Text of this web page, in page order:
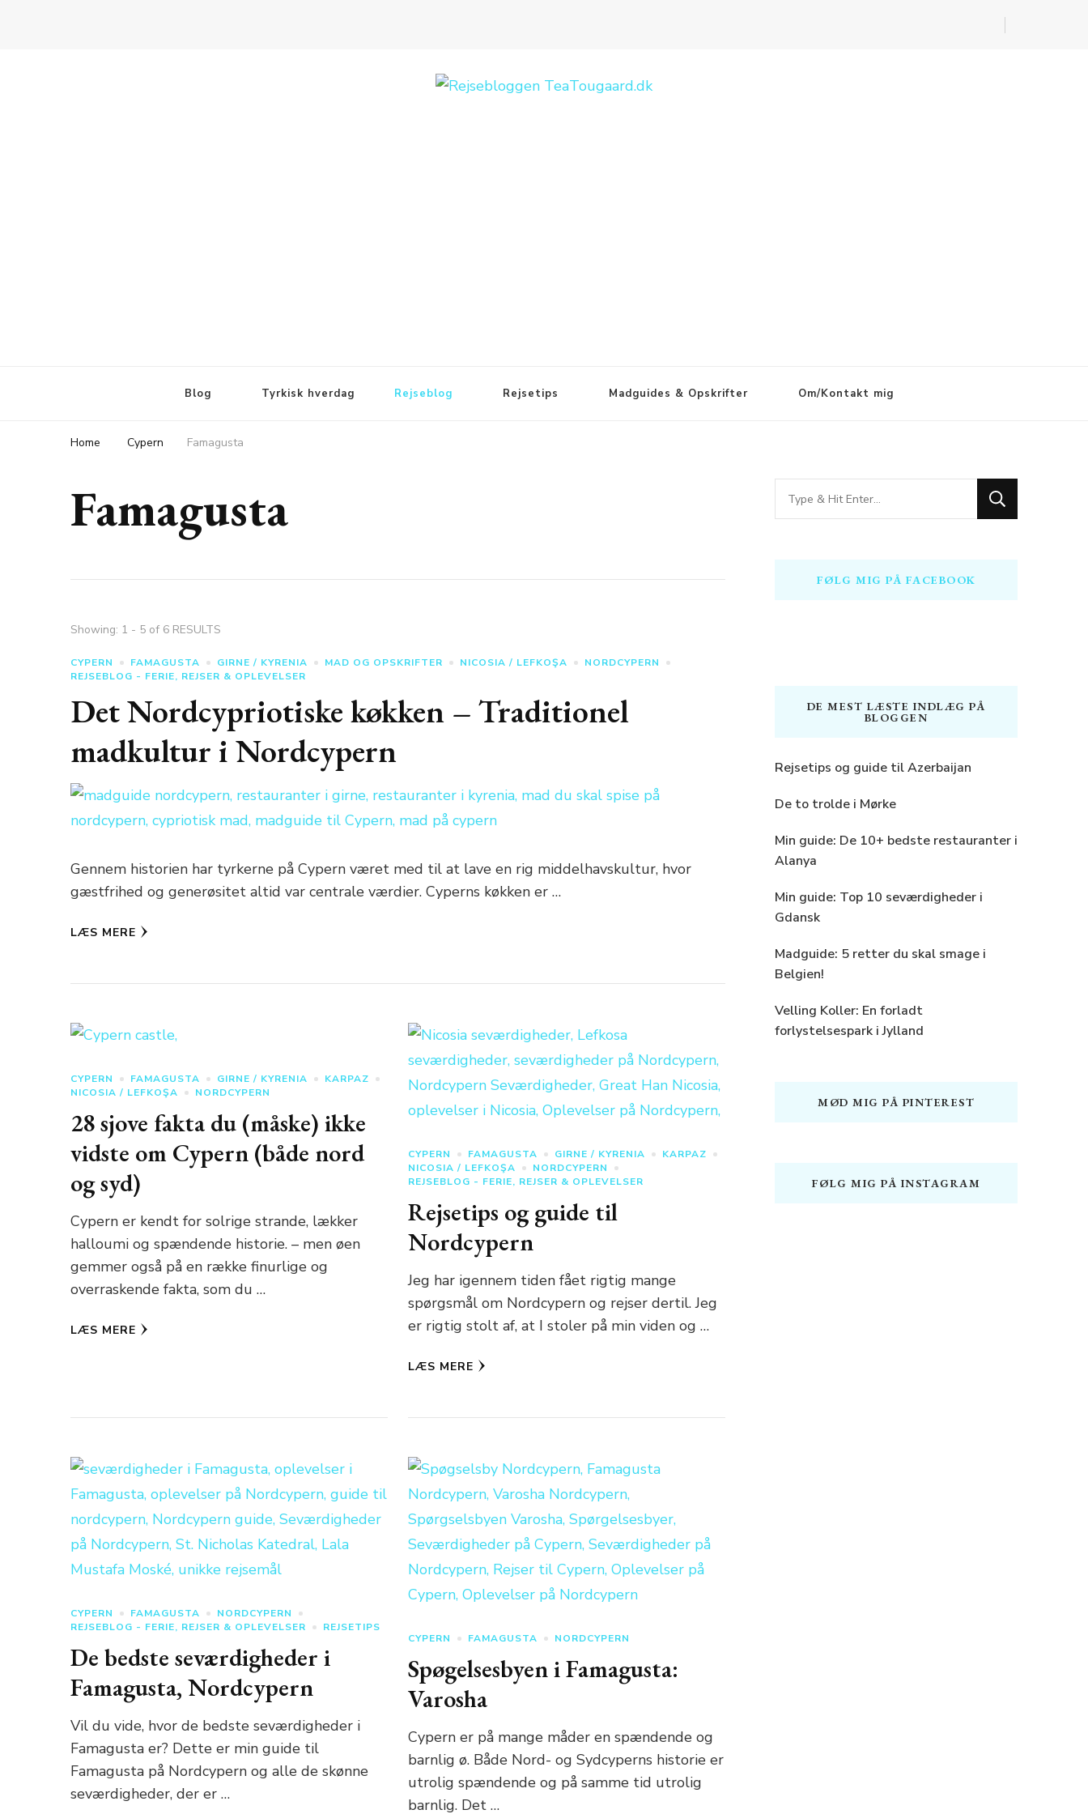
Blog Tyrkisk hverdag Rejseblog Rejsetips Madguides & Opskrifter Om/Kontakt mig
Home Cypern Famagusta
Famagusta
Showing: 1 - 5 of 6 RESULTS
CYPERN FAMAGUSTA GIRNE / KYRENIA MAD OG OPSKRIFTER NICOSIA / LEFKOŞA
NORDCYPERN
REJSEBLOG - FERIE, REJSER & OPLEVELSER
Det Nordcypriotiske køkken – Traditionel
madkultur i Nordcypern
Gennem historien har tyrkerne på Cypern været med til at lave en rig middelhavskultur, hvor
gæstfrihed og generøsitet altid var centrale værdier. Cyperns køkken er …
LÆS MERE
CYPERN FAMAGUSTA GIRNE / KYRENIA
KARPAZ
NICOSIA / LEFKOŞA
NORDCYPERN
28 sjove fakta du (måske) ikke
vidste om Cypern (både nord
og syd)
Cypern er kendt for solrige strande, lækker
halloumi og spændende historie. – men øen
gemmer også på en række finurlige og
overraskende fakta, som du …
LÆS MERE
CYPERN FAMAGUSTA GIRNE / KYRENIA
KARPAZ
NICOSIA / LEFKOŞA
NORDCYPERN
REJSEBLOG - FERIE, REJSER & OPLEVELSER
Rejsetips og guide til
Nordcypern
Jeg har igennem tiden fået rigtig mange
spørgsmål om Nordcypern og rejser dertil. Jeg
er rigtig stolt af, at I stoler på min viden og …
LÆS MERE
CYPERN FAMAGUSTA
NORDCYPERN
REJSEBLOG - FERIE, REJSER & OPLEVELSER
REJSETIPS
De bedste seværdigheder i
Famagusta, Nordcypern
Vil du vide, hvor de bedste seværdigheder i
Famagusta er? Dette er min guide til
Famagusta på Nordcypern og alle de skønne
seværdigheder, der er …
CYPERN FAMAGUSTA NORDCYPERN
Spøgelsesbyen i Famagusta:
Varosha
Cypern er på mange måder en spændende og
barnlig ø. Både Nord- og Sydcyperns historie er
utrolig spændende og på samme tid utrolig
barnlig. Det …
Looking
for
FØLG MIG PÅ FACEBOOK
DE MEST LÆSTE INDLÆG PÅ
BLOGGEN
Rejsetips og guide til Azerbaijan
De to trolde i Mørke
Min guide: De 10+ bedste restauranter i
Alanya
Min guide: Top 10 seværdigheder i
Gdansk
Madguide: 5 retter du skal smage i
Belgien!
Velling Koller: En forladt
forlystelsespark i Jylland
MØD MIG PÅ PINTEREST
FØLG MIG PÅ INSTAGRAM